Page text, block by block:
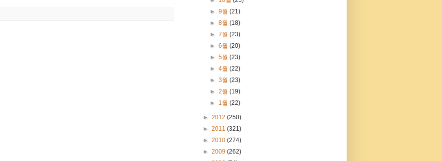
►9월(21)
►8월(18)
►7월(23)
►6월(20)
►5월(23)
►4월(22)
►3월(23)
►2월(19)
► 1월(22)
► 2012 (250)
► 2011 (321)
► 2010 (274)
► 2009 (262)